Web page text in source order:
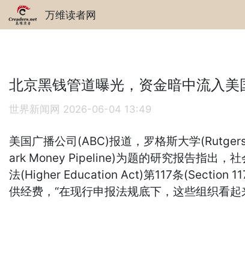
万维读者网
北京黑钱管道曝光，资金暗中流入美
世界新闻网 2026-06-04 13:49
美国广播公司(ABC)报道，罗格斯大学
ark Money Pipeline)为题的研究报告指出，
法(Higher Education Act)第117条(Section
供经费，“在现行申报法规底下，这些组织看起